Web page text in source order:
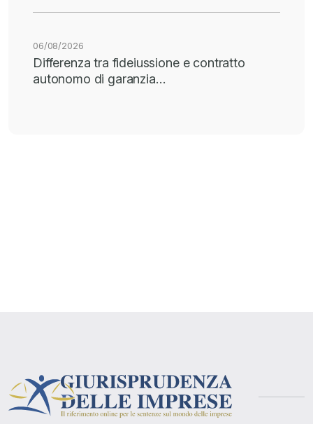
06/08/2026
Differenza tra fideiussione e contratto
autonomo di garanzia…